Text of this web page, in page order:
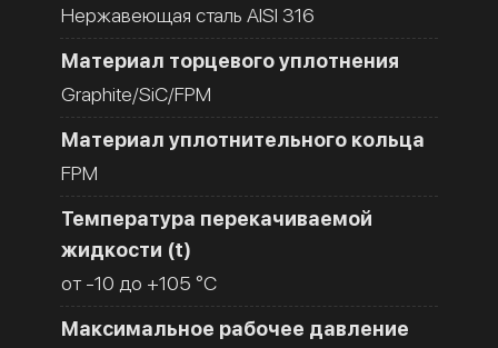
Нержавеющая сталь AISI 316
Материал торцевого уплотнения
Graphite/SiC/FPM
Материал уплотнительного кольца
FPM
Температура перекачиваемой
жидкости (t)
от -10 до +105 °C
Максимальное рабочее давление